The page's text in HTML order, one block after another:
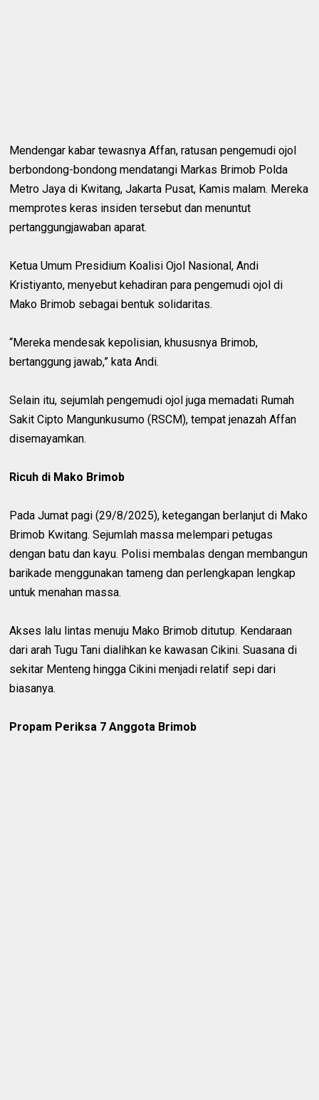
Mendengar kabar tewasnya Affan, ratusan pengemudi ojol
berbondong-bondong mendatangi Markas Brimob Polda
Metro Jaya di Kwitang, Jakarta Pusat, Kamis malam. Mereka
memprotes keras insiden tersebut dan menuntut
pertanggungjawaban aparat.
Ketua Umum Presidium Koalisi Ojol Nasional, Andi
Kristiyanto, menyebut kehadiran para pengemudi ojol di
Mako Brimob sebagai bentuk solidaritas.
“Mereka mendesak kepolisian, khususnya Brimob,
bertanggung jawab,” kata Andi.
Selain itu, sejumlah pengemudi ojol juga memadati Rumah
Sakit Cipto Mangunkusumo (RSCM), tempat jenazah Affan
disemayamkan.
Ricuh di Mako Brimob
Pada Jumat pagi (29/8/2025), ketegangan berlanjut di Mako
Brimob Kwitang. Sejumlah massa melempari petugas
dengan batu dan kayu. Polisi membalas dengan membangun
barikade menggunakan tameng dan perlengkapan lengkap
untuk menahan massa.
Akses lalu lintas menuju Mako Brimob ditutup. Kendaraan
dari arah Tugu Tani dialihkan ke kawasan Cikini. Suasana di
sekitar Menteng hingga Cikini menjadi relatif sepi dari
biasanya.
Propam Periksa 7 Anggota Brimob